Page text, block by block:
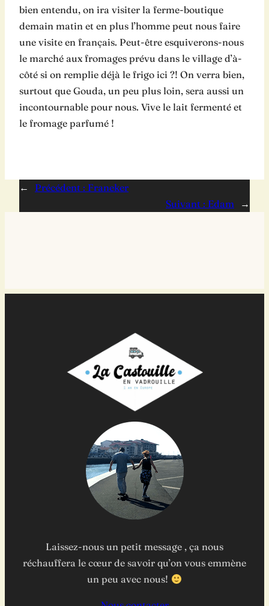
bien entendu, on ira visiter la ferme-boutique
demain matin et en plus l’homme peut nous faire
une visite en français. Peut-être esquiverons-nous
le marché aux fromages prévu dans le village d’à-
côté si on remplie déjà le frigo ici ?! On verra bien,
surtout que Gouda, un peu plus loin, sera aussi un
incontournable pour nous. Vive le lait fermenté et
le fromage parfumé !
← Précédent : Franeker
Suivant : Edam →
Laissez-nous un petit message , ça nous
réchauffera le cœur de savoir qu’on vous emmène
un peu avec nous!